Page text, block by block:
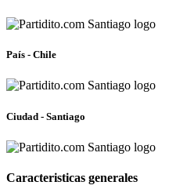
País - Chile
Ciudad - Santiago
Caracteristicas generales